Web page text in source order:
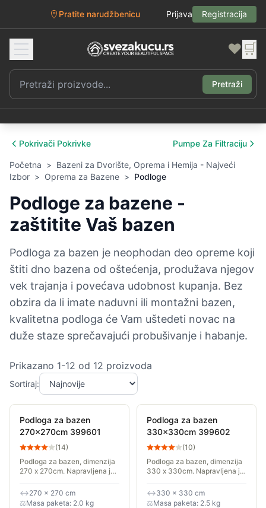
Pratite narudžbenicu Prijava Registracija
❤️ 🛒
Pretraži
Pokrivači Pokrivke Pumpe Za Filtraciju
Početna > Bazeni za Dvorište, Oprema i Hemija - Najveći
Izbor > Oprema za Bazene > Podloge
Podloge za bazene -
zaštitite Vaš bazen
Podloga za bazen je neophodan deo opreme koji
štiti dno bazena od oštećenja, produžava njegov
vek trajanja i povećava udobnost kupanja. Bez
obzira da li imate naduvni ili montažni bazen,
kvalitetna podloga će Vam uštedeti novac na
duže staze sprečavajući probušivanje i habanje.
Prikazano 1-12 od 12 proizvoda
Sortiraj:
Podloga za bazen
270x270cm 399601
(14)
Podloga za bazen, dimenzija
270 x 270cm. Napravljena je
dodatnu zaštitu za dno
bazena tokom cele sezone.
↔270 × 270 cm
⚖Masa paketa: 2.0 kg
Podloga za bazen
330x330cm 399602
(10)
Podloga za bazen, dimenzija
330 x 330cm. Napravljena je
dodatnu zaštitu za dno
bazena tokom cele sezone.
↔330 × 330 cm
⚖Masa paketa: 2.5 kg